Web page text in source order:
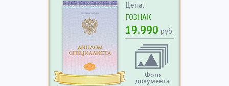
Цена:
ГОЗНАК
19.990 руб.
Фото
документа